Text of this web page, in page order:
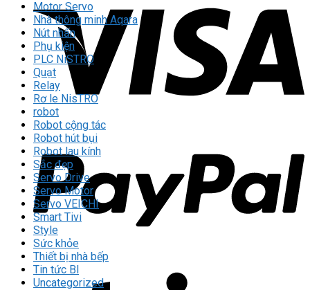
Motor Servo
Nhà thông minh Aqara
Nút nhấn
Phụ kiện
PLC NiSTRO
Quạt
Relay
Rơ le NisTRO
robot
Robot cộng tác
Robot hút bụi
Robot lau kính
Sắc đẹp
Servo Drive
Servo Motor
Servo VEICHI
Smart Tivi
Style
Sức khỏe
Thiết bị nhà bếp
Tin tức Bl
Uncategorized